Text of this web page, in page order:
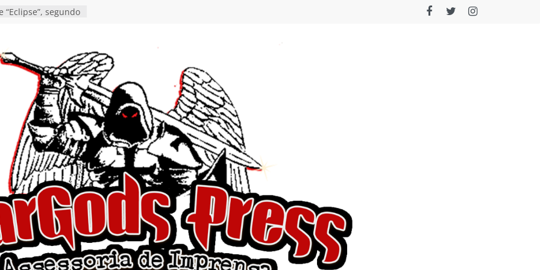
de guitar & bass
e a artificialidade
e videoclipe de
hiato de uma
lançamento do EP
I Begin”
o single “Keep
Alive!” e detalha
novo álbum
detalha a
Rig” definitivo
Hell’s Heroes